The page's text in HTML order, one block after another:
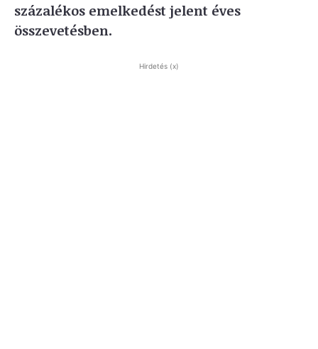
százalékos emelkedést jelent éves
összevetésben.
Hirdetés (x)